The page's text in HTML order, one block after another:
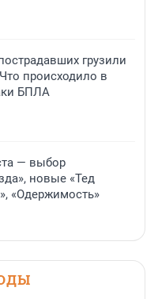
грузили
происходило в
БПЛА
— выбор
новые «Тед
«Одержимость»